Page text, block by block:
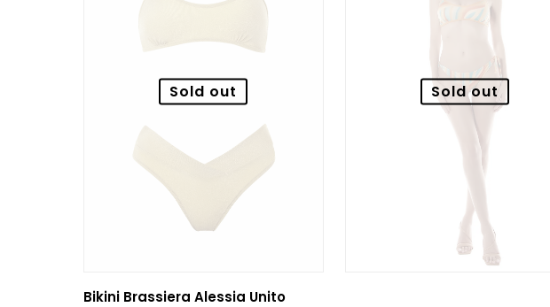
Sold out
Bikini Brassiera Alessia Unito
Sold out